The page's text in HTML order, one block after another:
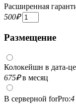
Расширенная
500₽
Размещение
Колокейшн в дата-
675₽в месяц
В серверной forPro:4